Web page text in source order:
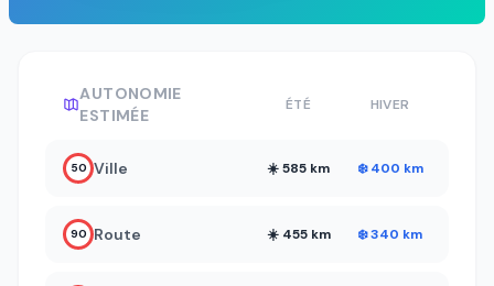
AUTONOMIE
ESTIMÉE
ÉTÉ HIVER
50 Ville ☀️ 585 km ❄️ 400 km
90 Route ☀️ 455 km ❄️ 340 km